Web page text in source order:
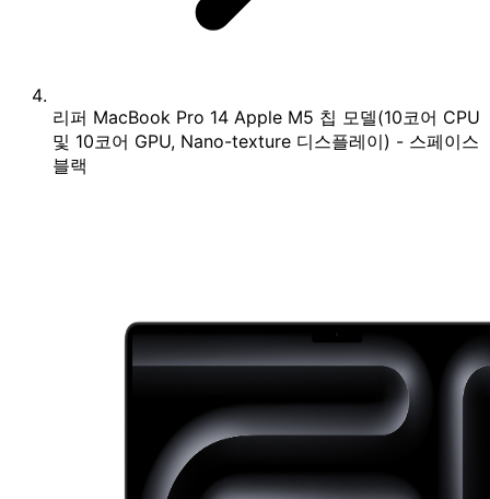
리퍼 MacBook Pro 14 Apple M5 칩 모델(10코어 CPU
및 10코어 GPU, Nano-texture 디스플레이) - 스페이스
블랙